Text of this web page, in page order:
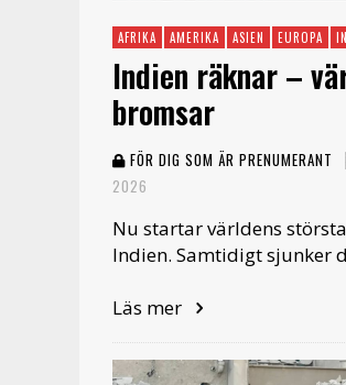
AFRIKA AMERIKA ASIEN EUROPA
Indien räknar –
bromsar
FÖR DIG SOM ÄR PRENUMERANT
2026
Nu startar världens
Indien. Samtidigt sjunker
Läs mer